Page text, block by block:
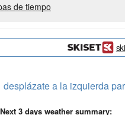
de tiempo
desplázate a la izquierda
Next 3 days weather summary: